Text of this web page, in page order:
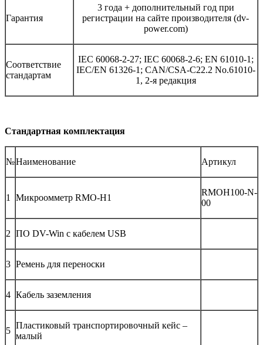
Гарантия
3 года + дополнительный год при
регистрации на сайте производителя (dv-
power.com)
Соответствие
стандартам
IEC 60068-2-27; IEC 60068-2-6; EN 61010-1;
IEC/EN 61326-1; CAN/CSA-C22.2 No.61010-
1, 2-я редакция
Стандартная комплектация
№Наименование Артикул
1 Микроомметр RMO-H1
RMOH100-N-
00
2 ПО DV-Win с кабелем USB
3 Ремень для переноски
4 Кабель заземления
5
Пластиковый транспортировочный кейс –
малый